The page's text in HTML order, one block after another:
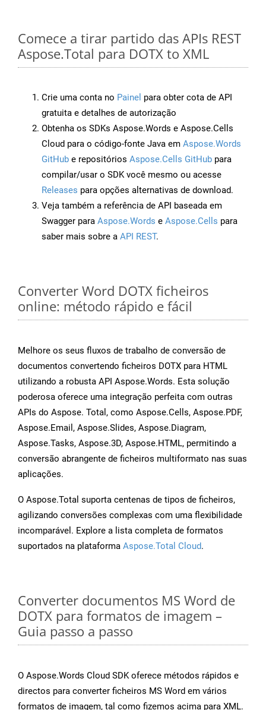
Comece a tirar partido das APIs REST
Aspose.Total para DOTX to XML
Crie uma conta no Painel para obter cota de API
gratuita e detalhes de autorização
Obtenha os SDKs Aspose.Words e Aspose.Cells
Cloud para o código-fonte Java em Aspose.Words
GitHub e repositórios Aspose.Cells GitHub para
compilar/usar o SDK você mesmo ou acesse
Releases para opções alternativas de download.
Veja também a referência de API baseada em
Swagger para Aspose.Words e Aspose.Cells para
saber mais sobre a API REST.
Converter Word DOTX ficheiros
online: método rápido e fácil
Melhore os seus fluxos de trabalho de conversão de
documentos convertendo ficheiros DOTX para HTML
utilizando a robusta API Aspose.Words. Esta solução
poderosa oferece uma integração perfeita com outras
APIs do Aspose. Total, como Aspose.Cells, Aspose.PDF,
Aspose.Email, Aspose.Slides, Aspose.Diagram,
Aspose.Tasks, Aspose.3D, Aspose.HTML, permitindo a
conversão abrangente de ficheiros multiformato nas suas
aplicações.
O Aspose.Total suporta centenas de tipos de ficheiros,
agilizando conversões complexas com uma flexibilidade
incomparável. Explore a lista completa de formatos
suportados na plataforma Aspose.Total Cloud.
Converter documentos MS Word de
DOTX para formatos de imagem –
Guia passo a passo
O Aspose.Words Cloud SDK oferece métodos rápidos e
directos para converter ficheiros MS Word em vários
formatos de imagem, tal como fizemos acima para XML.